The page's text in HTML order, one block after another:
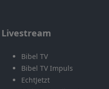
Livestream
Bibel TV
Bibel TV Impuls
EchtJetzt